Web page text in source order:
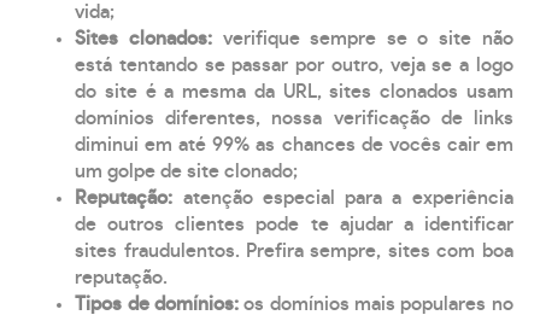
vida;
Sites clonados: verifique sempre se o site não
está tentando se passar por outro, veja se a logo
do site é a mesma da URL, sites clonados usam
domínios diferentes, nossa verificação de links
diminui em até 99% as chances de vocês cair em
um golpe de site clonado;
Reputação: atenção especial para a experiência
de outros clientes pode te ajudar a identificar
sites fraudulentos. Prefira sempre, sites com boa
reputação.
Tipos de domínios:os domínios mais populares no